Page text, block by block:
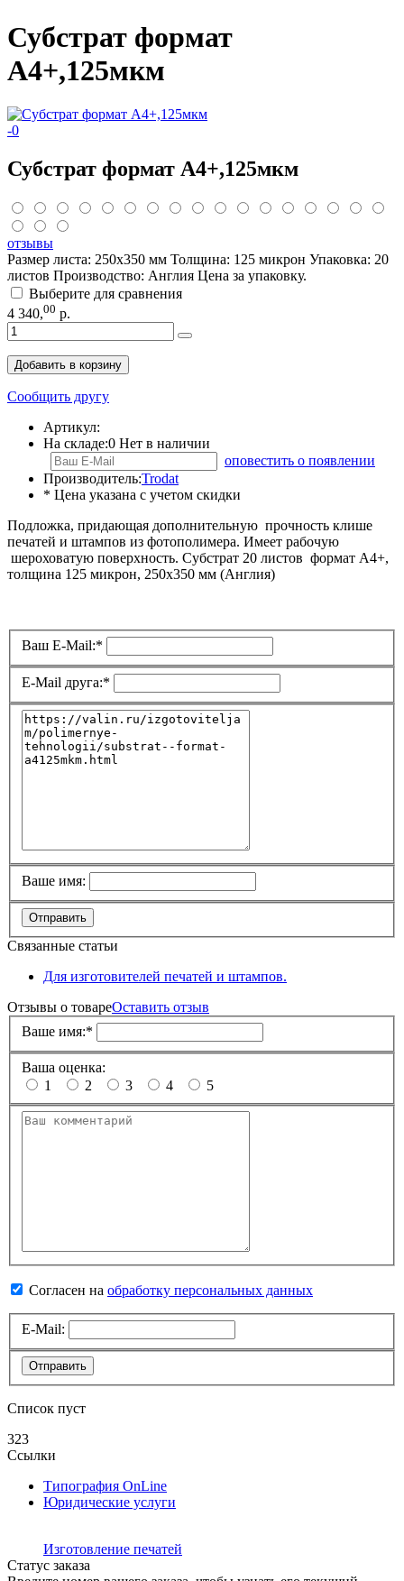
Субстрат формат
A4+,125мкм
-0
Субстрат формат A4+,125мкм
отзывы
Размер листа: 250x350 мм Толщина: 125 микрон Упаковка: 20
листов Производство: Англия Цена за упаковку.
Выберите для сравнения
4 340,00 р.
Добавить в корзину
Сообщить другу
Артикул:
На складе:0 Нет в наличии
оповестить о появлении
Производитель:Trodat
* Цена указана с учетом скидки
Подложка, придающая дополнительную прочность клише
печатей и штампов из фотополимера. Имеет рабочую
шероховатую поверхность. Субстрат 20 листов формат A4+,
толщина 125 микрон, 250х350 мм (Англия)
Ваш E-Mail:*
E-Mail друга:*
Ваше имя:
Отправить
Связанные статьи
Для изготовителей печатей и штампов.
Отзывы о товареОставить отзыв
Ваше имя:*
Ваша оценка:
1
2 3 4 5
Согласен на обработку персональных данных
E-Mail:
Отправить
Список пуст
323
Ссылки
Типография OnLine
Юридические услуги
Изготовление печатей
Статус заказа